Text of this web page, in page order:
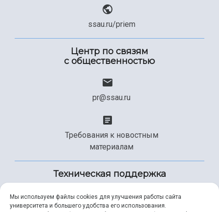
ssau.ru/priem
Центр по связям
с общественностью
pr@ssau.ru
Требования к новостным
материалам
Техническая поддержка
Мы используем файлы cookies для улучшения работы сайта
университета и большего удобства его использования.